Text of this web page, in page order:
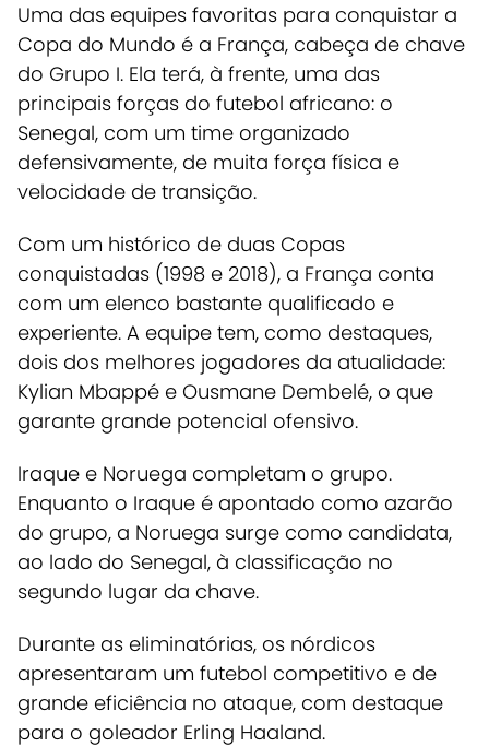
Uma das equipes favoritas para conquistar a
Copa do Mundo é a França, cabeça de chave
do Grupo I. Ela terá, à frente, uma das
principais forças do futebol africano: o
Senegal, com um time organizado
defensivamente, de muita força física e
velocidade de transição.
Com um histórico de duas Copas
conquistadas (1998 e 2018), a França conta
com um elenco bastante qualificado e
experiente. A equipe tem, como destaques,
dois dos melhores jogadores da atualidade:
Kylian Mbappé e Ousmane Dembelé, o que
garante grande potencial ofensivo.
Iraque e Noruega completam o grupo.
Enquanto o Iraque é apontado como azarão
do grupo, a Noruega surge como candidata,
ao lado do Senegal, à classificação no
segundo lugar da chave.
Durante as eliminatórias, os nórdicos
apresentaram um futebol competitivo e de
grande eficiência no ataque, com destaque
para o goleador Erling Haaland.